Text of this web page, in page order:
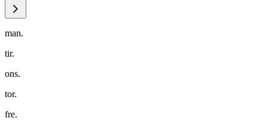
man.
tir.
ons.
tor.
fre.